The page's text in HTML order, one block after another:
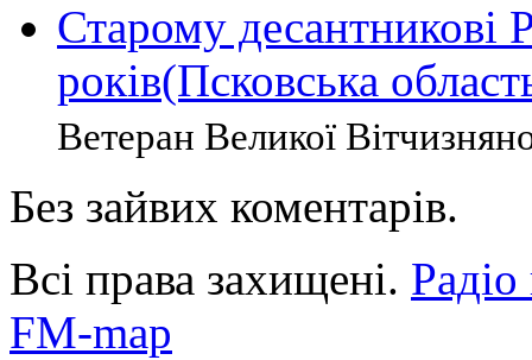
Старому десантникові
років(Псковська
Ветеран Великої
Без зайвих коментарів.
Всі права захищені.
FM-map